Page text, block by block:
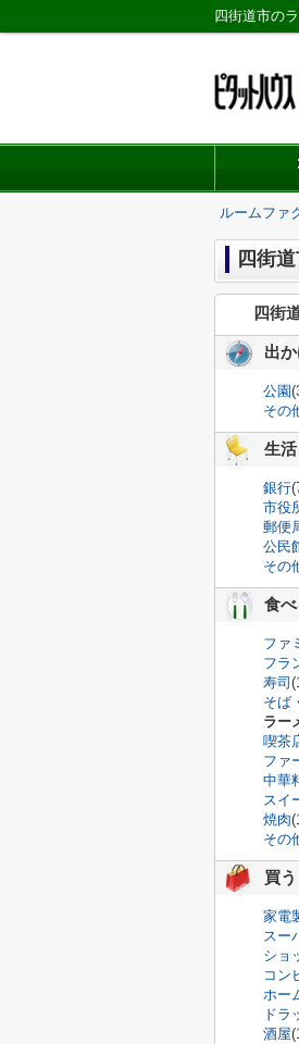
四街道市の
ルームファ
四街
四街
出
公園
その
生活
銀行
市役
郵便
公民
その
食べ
ファ
フラ
寿司
そば
ラー
喫茶
ファ
中華
スイ
焼肉
その
買う
家電
スー
ショ
コン
ホー
ドラ
酒屋